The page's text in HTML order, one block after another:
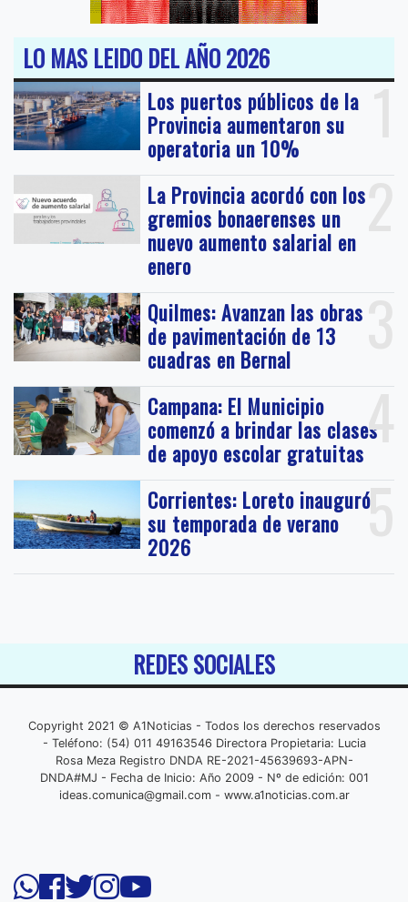
LO MAS LEIDO DEL AÑO 2026
1
Los puertos públicos de la
Provincia aumentaron su
operatoria un 10%
2
La Provincia acordó con los
gremios bonaerenses un
nuevo aumento salarial en
enero
3
Quilmes: Avanzan las obras
de pavimentación de 13
cuadras en Bernal
4
Campana: El Municipio
comenzó a brindar las clases
de apoyo escolar gratuitas
5
Corrientes: Loreto inauguró
su temporada de verano
2026
REDES SOCIALES
Copyright 2021 © A1Noticias - Todos los derechos reservados
- Teléfono: (54) 011 49163546 Directora Propietaria: Lucia
Rosa Meza Registro DNDA RE-2021-45639693-APN-
DNDA#MJ - Fecha de Inicio: Año 2009 - Nº de edición: 001
ideas.comunica@gmail.com- www.a1noticias.com.ar